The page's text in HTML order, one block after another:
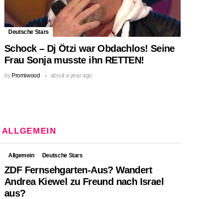
Deutsche Stars
Schock – Dj Ötzi war Obdachlos! Seine
Frau Sonja musste ihn RETTEN!
by Promiwood about a year ago
ALLGEMEIN
Allgemein Deutsche Stars
ZDF Fernsehgarten-Aus? Wandert
Andrea Kiewel zu Freund nach Israel
aus?